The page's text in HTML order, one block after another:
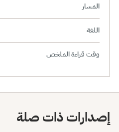
المسار
اللغة
وقت قراءة الملخص
إصدارات ذات صلة